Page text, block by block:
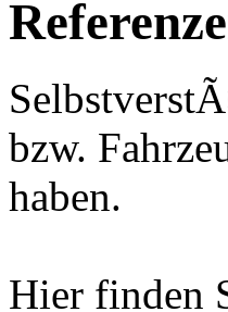
bzw.
haben.
Hier finden